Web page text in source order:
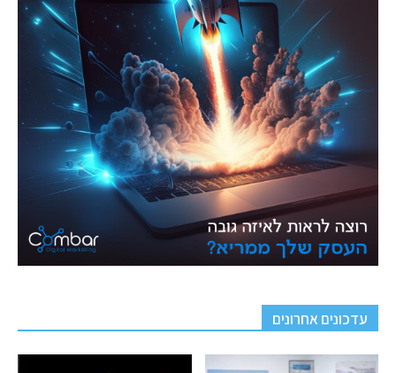
עדכונים אחרונים